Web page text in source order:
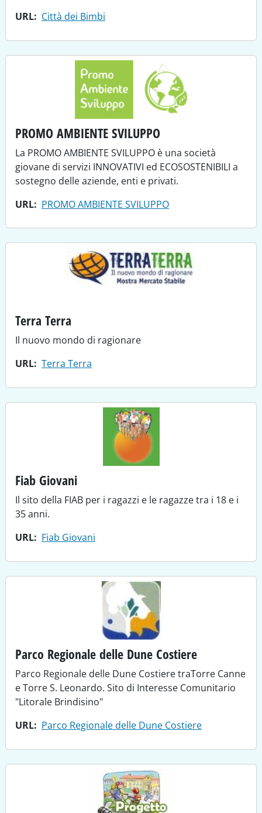
URL
Città dei Bimbi
PROMO AMBIENTE SVILUPPO
La PROMO AMBIENTE SVILUPPO è una società
giovane di servizi INNOVATIVI ed ECOSOSTENIBILI a
sostegno delle aziende, enti e privati.
URL
PROMO AMBIENTE SVILUPPO
Terra Terra
Il nuovo mondo di ragionare
URL Terra Terra
Fiab Giovani
Il sito della FIAB per i ragazzi e le ragazze tra i 18 e i
35 anni.
URL
Fiab Giovani
Parco Regionale delle Dune Costiere
Parco Regionale delle Dune Costiere traTorre Canne
e Torre S. Leonardo. Sito di Interesse Comunitario
"Litorale Brindisino"
URL
Parco Regionale delle Dune Costiere